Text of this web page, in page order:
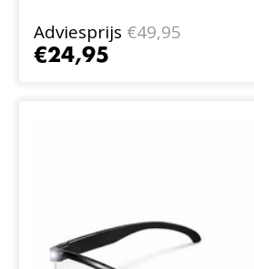
Adviesprijs €49,95
€24,95